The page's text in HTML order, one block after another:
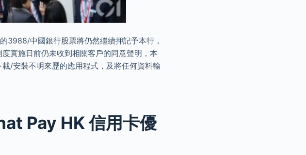
3988/中國銀行股票將仍然繼續押記予本行，
實施日前仍未收到相關客戶的同意聲明，本
/安裝不明來歷的應用程式，及將任何資料輸
Pay HK 信用卡優